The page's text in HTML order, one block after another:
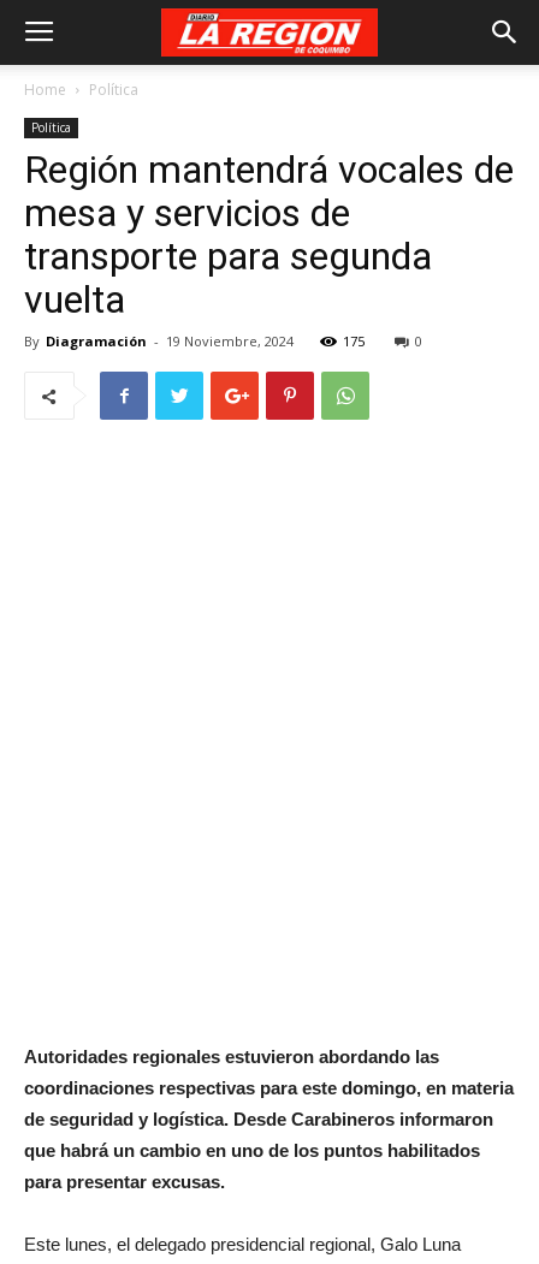
Home Política
Política
Región mantendrá vocales de
mesa y servicios de
transporte para segunda
vuelta
By Diagramación - 19 Noviembre, 2024 175 0
Autoridades regionales estuvieron abordando las
coordinaciones respectivas para este domingo, en materia
de seguridad y logística. Desde Carabineros informaron
que habrá un cambio en uno de los puntos habilitados
para presentar excusas.
Este lunes, el delegado presidencial regional, Galo Luna